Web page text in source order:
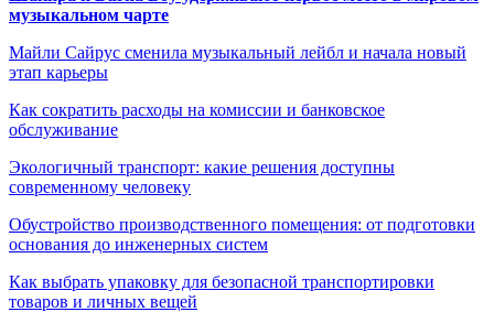
музыкальном чарте
Майли Сайрус сменила музыкальный лейбл и начала новый
этап карьеры
Как сократить расходы на комиссии и банковское
обслуживание
Экологичный транспорт: какие решения доступны
современному человеку
Обустройство производственного помещения: от подготовки
основания до инженерных систем
Как выбрать упаковку для безопасной транспортировки
товаров и личных вещей